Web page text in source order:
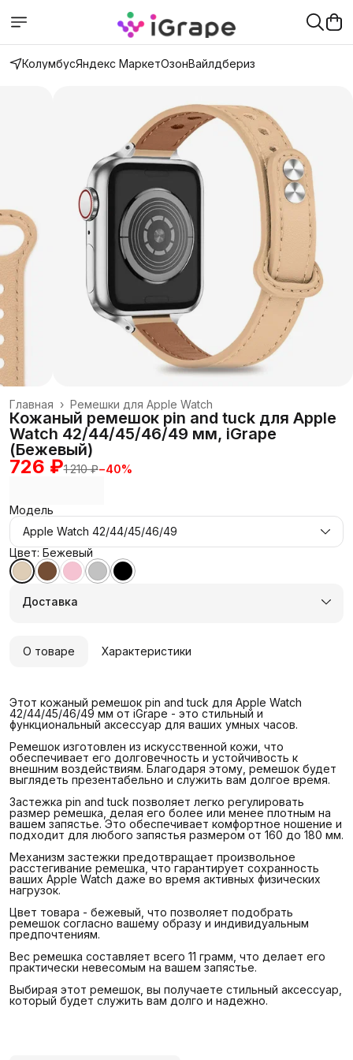
КолумбусЯндекс МаркетОзонВайлдбериз
Ремешки для Apple Watch
Главная ›
Кожаный ремешок pin and tuck для Apple
Watch 42/44/45/46/49 мм, iGrape
(Бежевый)
726 ₽1 210 ₽−40%
Модель
Apple Watch 42/44/45/46/49
Цвет: Бежевый
Доставка
О товаре Характеристики
Этот кожаный ремешок pin and tuck для Apple Watch
42/44/45/46/49 мм от iGrape - это стильный и
функциональный аксессуар для ваших умных часов.
Ремешок изготовлен из искусственной кожи, что
обеспечивает его долговечность и устойчивость к
внешним воздействиям. Благодаря этому, ремешок будет
выглядеть презентабельно и служить вам долгое время.
Застежка pin and tuck позволяет легко регулировать
размер ремешка, делая его более или менее плотным на
вашем запястье. Это обеспечивает комфортное ношение и
подходит для любого запястья размером от 160 до 180 мм.
Механизм застежки предотвращает произвольное
расстегивание ремешка, что гарантирует сохранность
ваших Apple Watch даже во время активных физических
нагрузок.
Цвет товара - бежевый, что позволяет подобрать
ремешок согласно вашему образу и индивидуальным
предпочтениям.
Вес ремешка составляет всего 11 грамм, что делает его
практически невесомым на вашем запястье.
Выбирая этот ремешок, вы получаете стильный аксессуар,
который будет служить вам долго и надежно.